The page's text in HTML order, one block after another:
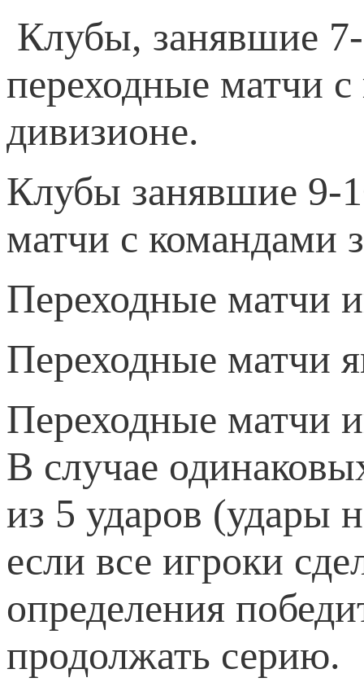
Клубы, занявшие
переходные матчи
дивизионе.
Клубы занявшие 9-
матчи с командами
Переходные матчи
Переходные матчи
Переходные матчи
В случае
из 5 ударов (удары
если все игроки
определения
продолжать серию.